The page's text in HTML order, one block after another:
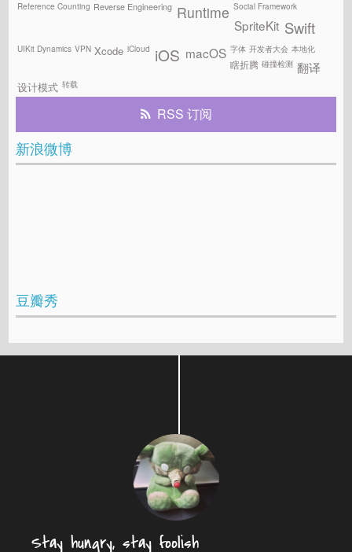
Reference Counting Reverse Engineering Runtime Social Framework
SpriteKit Swift
UIKit Dynamics VPN Xcode iCloud iOS macOS 字体 开发者大会 本地化
瞎折腾 碰撞检测 翻译
设计模式 转载
RSS 订阅
新浪微博
豆瓣秀
Stay hungry, stay foolish